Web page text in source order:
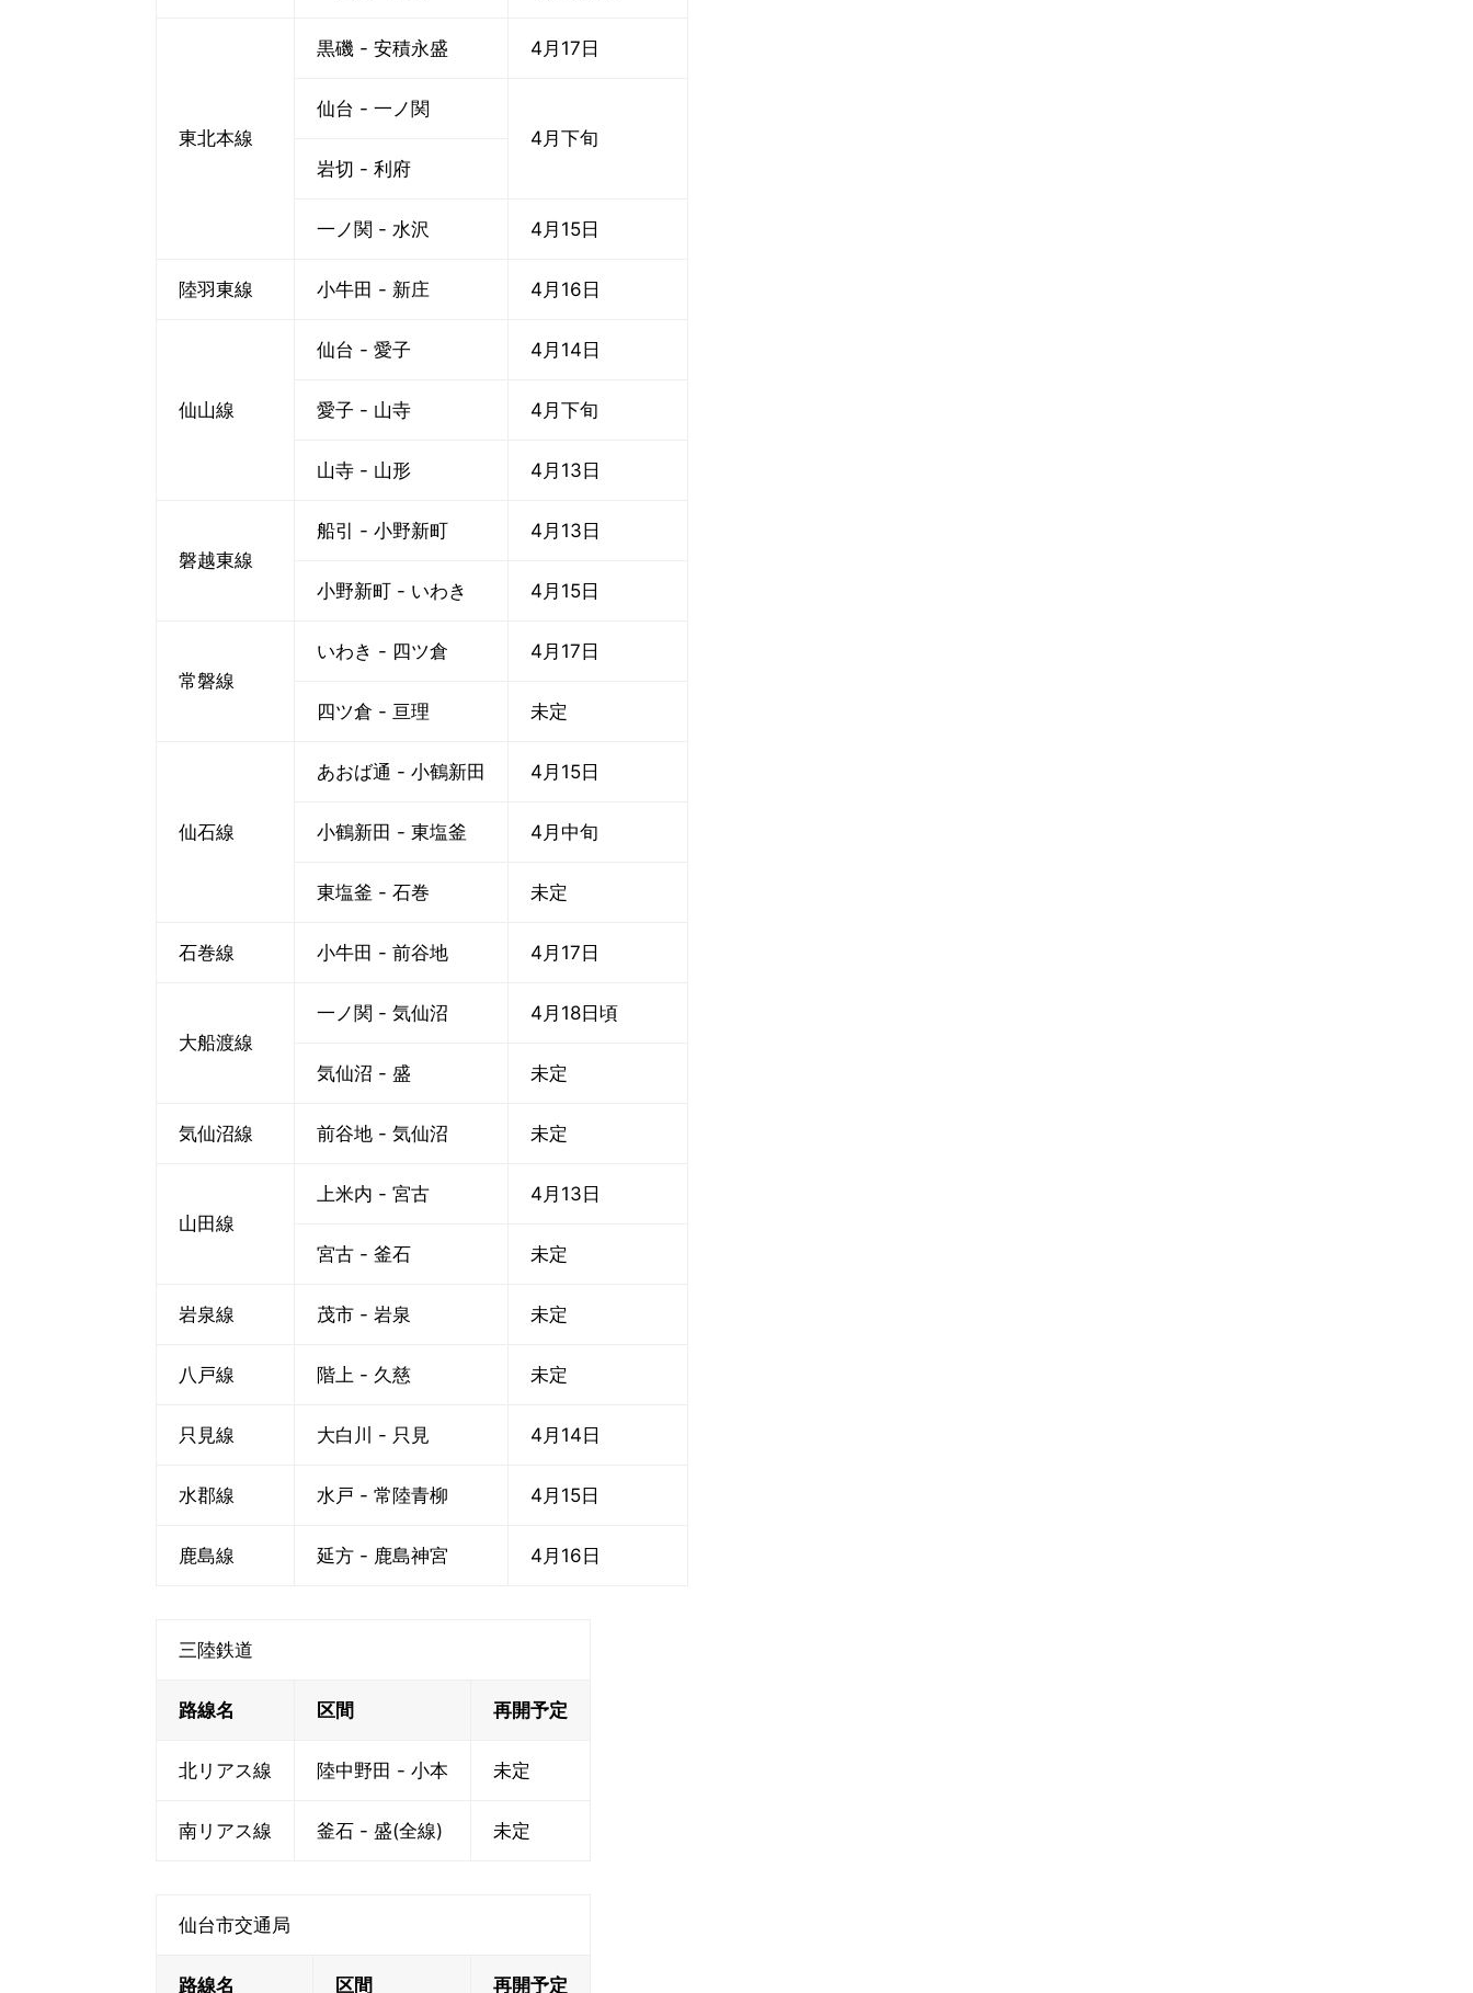
東北本線
黒磯 - 安積永盛 4月17日
仙台 - 一ノ関
4月下旬
岩切 - 利府
一ノ関 - 水沢 4月15日
陸羽東線 小牛田 - 新庄 4月16日
仙山線
仙台 - 愛子 4月14日
愛子 - 山寺 4月下旬
山寺 - 山形 4月13日
磐越東線
船引 - 小野新町 4月13日
小野新町 - いわき 4月15日
常磐線
いわき - 四ツ倉 4月17日
四ツ倉 - 亘理 未定
仙石線
あおば通 - 小鶴新田 4月15日
小鶴新田 - 東塩釜 4月中旬
東塩釜 - 石巻 未定
石巻線 小牛田 - 前谷地 4月17日
大船渡線
一ノ関 - 気仙沼 4月18日頃
気仙沼 - 盛 未定
気仙沼線 前谷地 - 気仙沼 未定
山田線
上米内 - 宮古 4月13日
宮古 - 釜石 未定
岩泉線 茂市 - 岩泉 未定
八戸線 階上 - 久慈 未定
只見線 大白川 - 只見 4月14日
水郡線 水戸 - 常陸青柳 4月15日
鹿島線 延方 - 鹿島神宮 4月16日
三陸鉄道
路線名 区間 再開予定
北リアス線 陸中野田 - 小本 未定
南リアス線 釜石 - 盛(全線) 未定
仙台市交通局
路線名 区間 再開予定